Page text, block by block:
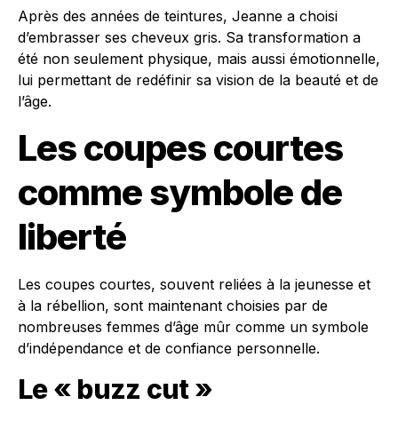
Après des années de teintures, Jeanne a choisi
d’embrasser ses cheveux gris. Sa transformation a
été non seulement physique, mais aussi émotionnelle,
lui permettant de redéfinir sa vision de la beauté et de
l’âge.
Les coupes courtes
comme symbole de
liberté
Les coupes courtes, souvent reliées à la jeunesse et
à la rébellion, sont maintenant choisies par de
nombreuses femmes d’âge mûr comme un symbole
d’indépendance et de confiance personnelle.
Le « buzz cut »